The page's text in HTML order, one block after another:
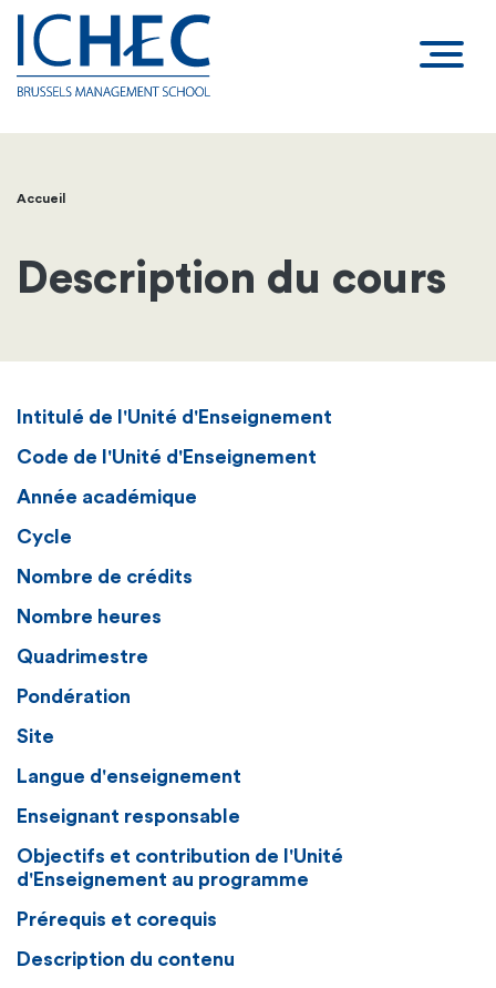
Fil
d'Ariane
Accueil
Description du cours
Intitulé de l'Unité d'Enseignement
Code de l'Unité d'Enseignement
Année académique
Cycle
Nombre de crédits
Nombre heures
Quadrimestre
Pondération
Site
Langue d'enseignement
Enseignant responsable
Objectifs et contribution de l'Unité
d'Enseignement au programme
Prérequis et corequis
Description du contenu